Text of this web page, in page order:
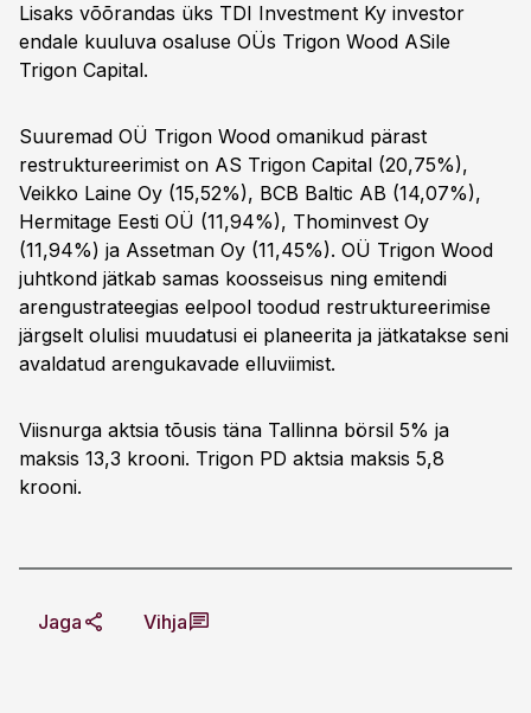
Lisaks võõrandas üks TDI Investment Ky investor
endale kuuluva osaluse OÜs Trigon Wood ASile
Trigon Capital.
Suuremad OÜ Trigon Wood omanikud pärast
restruktureerimist on AS Trigon Capital (20,75%),
Veikko Laine Oy (15,52%), BCB Baltic AB (14,07%),
Hermitage Eesti OÜ (11,94%), Thominvest Oy
(11,94%) ja Assetman Oy (11,45%). OÜ Trigon Wood
juhtkond jätkab samas koosseisus ning emitendi
arengustrateegias eelpool toodud restruktureerimise
järgselt olulisi muudatusi ei planeerita ja jätkatakse seni
avaldatud arengukavade elluviimist.
Viisnurga aktsia tõusis täna Tallinna börsil 5% ja
maksis 13,3 krooni. Trigon PD aktsia maksis 5,8
krooni.
Jaga Vihja